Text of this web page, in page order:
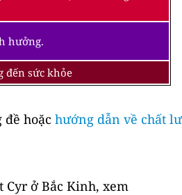
hưởng.
đến sức khỏe
đề hoặc hướng dẫn về chất
ở Bắc Kinh, xem